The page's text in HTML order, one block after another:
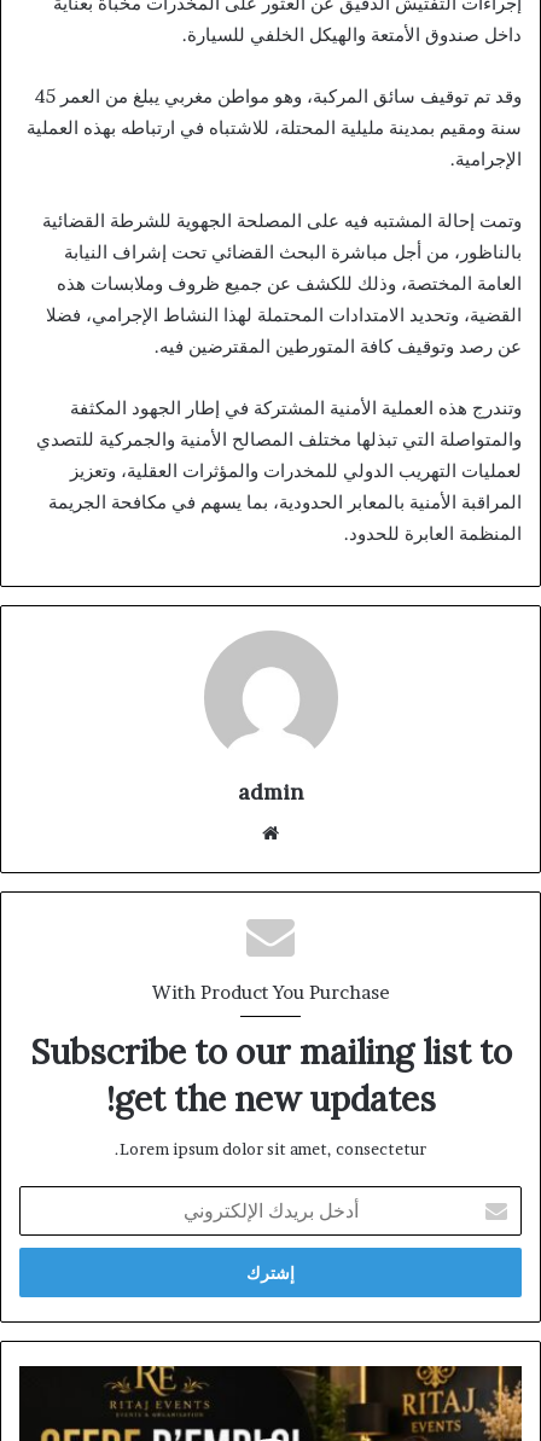
داخل صندوق الأمتعة والهيكل الخلفي للسيارة.
وقد تم توقيف سائق المركبة، وهو مواطن مغربي يبلغ من العمر 45
سنة ومقيم بمدينة مليلية المحتلة، للاشتباه في ارتباطه بهذه العملية
الإجرامية.
وتمت إحالة المشتبه فيه على المصلحة الجهوية للشرطة القضائية
بالناظور، من أجل مباشرة البحث القضائي تحت إشراف النيابة
العامة المختصة، وذلك للكشف عن جميع ظروف وملابسات هذه
القضية، وتحديد الامتدادات المحتملة لهذا النشاط الإجرامي، فضلا
عن رصد وتوقيف كافة المتورطين المقترضين فيه.
وتندرج هذه العملية الأمنية المشتركة في إطار الجهود المكثفة
والمتواصلة التي تبذلها مختلف المصالح الأمنية والجمركية للتصدي
لعمليات التهريب الدولي للمخدرات والمؤثرات العقلية، وتعزيز
المراقبة الأمنية بالمعابر الحدودية، بما يسهم في مكافحة الجريمة
المنظمة العابرة للحدود.
admin
With Product You Purchase
Subscribe to our mailing list to
get the new updates!
Lorem ipsum dolor sit amet, consectetur.
بريدك
الإلكتروني
شركة
Ritaj
Events